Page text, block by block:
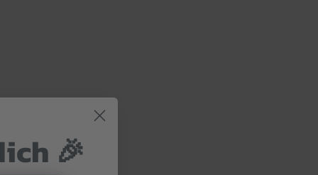
🎉